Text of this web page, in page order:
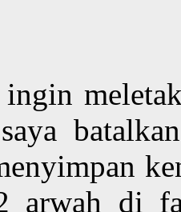
ingin
arwah di